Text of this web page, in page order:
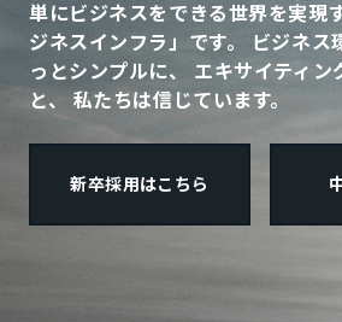
単にビジネスをできる世界を実現
ジネスインフラ」です。 ビジネス
っとシンプルに、 エキサイティン
と、 私たちは信じています。
新卒採用はこちら